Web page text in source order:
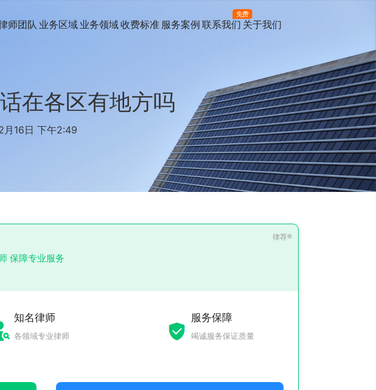
师团队 业务区域 业务领域收费标准 服务案例 联系我们
免费
关于我们
在各区有地方吗
月16日 下午2:49
保障专业服务
知名律师
各领域专业律师
服务保障
竭诚服务保证质量